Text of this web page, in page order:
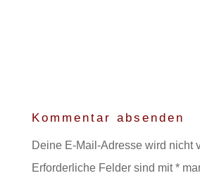
Kommentar absenden
Deine E-Mail-Adresse wird nicht
Erforderliche Felder sind mit*